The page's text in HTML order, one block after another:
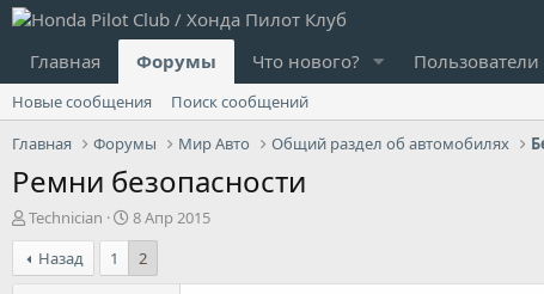
Главная Форумы Что нового? Пользователи
Новые сообщения
Поиск сообщений
Главная
Форумы Мир Авто Общий раздел об автомобилях
Ремни безопасности
А
в
т
о
Technician
Д
а
а
8 Апр 2015
Назад
1 2